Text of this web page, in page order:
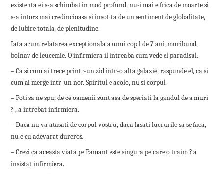
existenta ei s-a schimbat in mod profund, nu-i mai e frica de moarte si
s-a intors mai credincioasa si insotita de un sentiment de globalitate,
de iubire totala, de plenitudine.
Iata acum relatarea exceptionala a unui copil de 7 ani, muribund,
bolnav de leucemie. O infirmiera il intreaba cum vede el paradisul.
– Ca si cum ai trece printr-un zid intr-o alta galaxie, raspunde el, ca si
cum ai merge intr-un nor. Spiritul e acolo, nu si corpul.
– Poti sa ne spui de ce oamenii sunt asa de speriati la gandul de a muri
? , a intrebat infirmiera.
– Daca nu va atasati de corpul vostru, daca lasati lucrurile sa se faca,
nu e cu adevarat dureros.
– Crezi ca aceasta viata pe Pamant este singura pe care o traim ? a
insistat infirmiera.